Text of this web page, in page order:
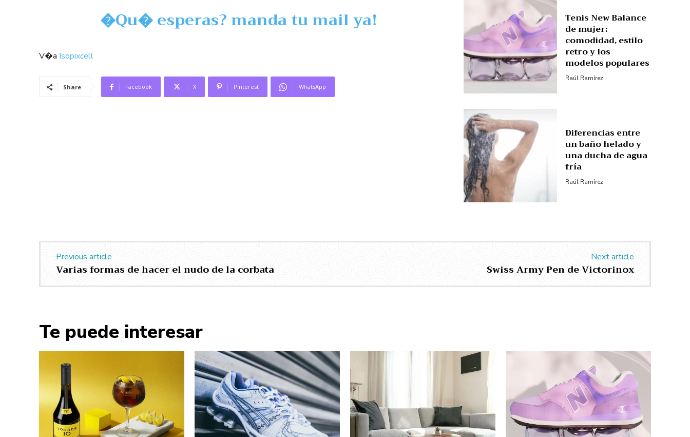
�Qu� esperas? manda tu mail ya!
V�a Isopixcell
Share Facebook X Pinterest WhatsApp
Tenis New Balance
de mujer:
comodidad, estilo
retro y los
modelos populares
Raúl Ramírez
Diferencias entre
un baño helado y
una ducha de agua
fría
Raúl Ramírez
Previous article
Varias formas de hacer el nudo de la corbata
Next article
Swiss Army Pen de Victorinox
Te puede interesar